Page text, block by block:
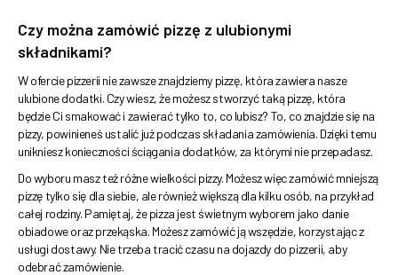
Czy można zamówić pizzę z ulubionymi
składnikami?
W ofercie pizzerii nie zawsze znajdziemy pizzę, która zawiera nasze
ulubione dodatki. Czy wiesz, że możesz stworzyć taką pizzę, która
będzie Ci smakować i zawierać tylko to, co lubisz? To, co znajdzie się na
pizzy, powinieneś ustalić już podczas składania zamówienia. Dzięki temu
unikniesz konieczności ściągania dodatków, za którymi nie przepadasz.
Do wyboru masz też różne wielkości pizzy. Możesz więc zamówić mniejszą
pizzę tylko się dla siebie, ale również większą dla kilku osób, na przykład
całej rodziny. Pamiętaj, że pizza jest świetnym wyborem jako danie
obiadowe oraz przekąska. Możesz zamówić ją wszędzie, korzystając z
usługi dostawy. Nie trzeba tracić czasu na dojazdy do pizzerii, aby
odebrać zamówienie.